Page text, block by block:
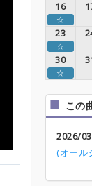
16
☆
23
☆
30
☆
この
2026/
(オール